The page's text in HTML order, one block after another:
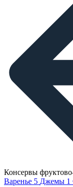
Консервы
Варенье 5 Джемы 1